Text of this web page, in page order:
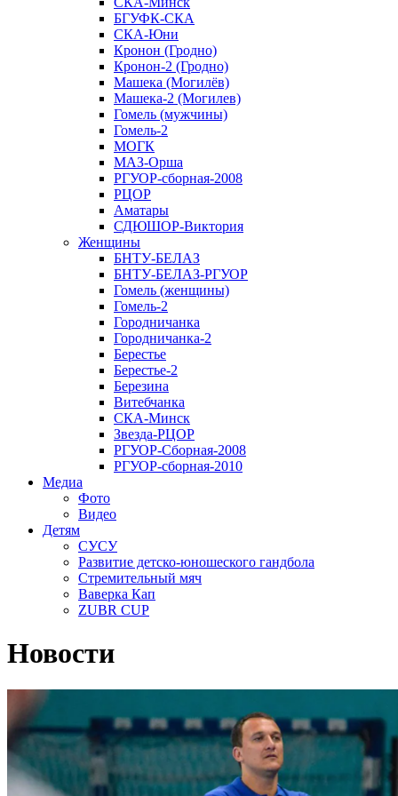
БГУФК-СКА
СКА-Юни
Кронон (Гродно)
Кронон-2 (Гродно)
Машека (Могилёв)
Машека-2 (Могилев)
Гомель (мужчины)
Гомель-2
МОГК
МАЗ-Орша
РГУОР-сборная-2008
РЦОР
Аматары
СДЮШОР-Виктория
Женщины
БНТУ-БЕЛАЗ
БНТУ-БЕЛАЗ-РГУОР
Гомель (женщины)
Гомель-2
Городничанка
Городничанка-2
Берестье
Берестье-2
Березина
Витебчанка
СКА-Минск
Звезда-РЦОР
РГУОР-Сборная-2008
РГУОР-сборная-2010
Медиа
Фото
Видео
Детям
СУСУ
Развитие детско-юношеского гандбола
Стремительный мяч
Ваверка Кап
ZUBR CUP
Новости